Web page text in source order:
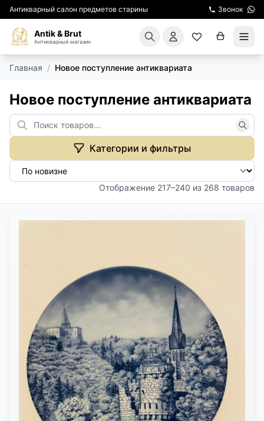
Антикварный салон предметов старины Звонок
Antik & Brut
Антикварный магазин
АРЕНДА МЕБЕЛИ
ПОДАРКИ
КИНОСЪЕМКА
РЕСТАВРАЦИЯ
КОНТАКТЫ
ДОСТАВКА И ОПЛАТА
Главная / Новое поступление антиквариата
Новое поступление антиквариата
Категории и фильтры
Отображение 217–240 из 268 товаров